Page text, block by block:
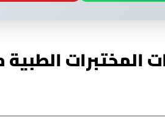
المختبرات